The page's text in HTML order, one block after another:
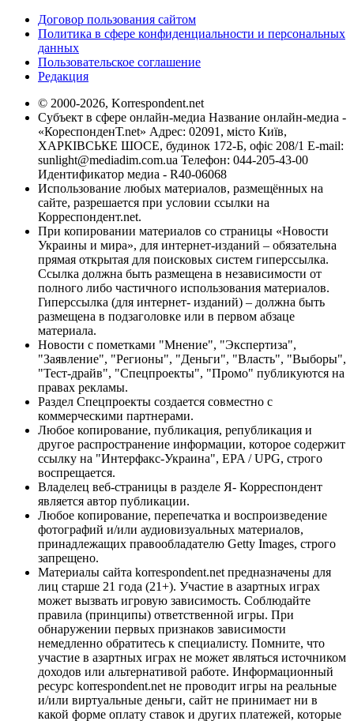
Договор пользования сайтом
Политика в сфере конфиденциальности и персональных
данных
Пользовательское соглашение
Редакция
© 2000-2026, Korrespondent.net
Субъект в сфере онлайн-медиа Название онлайн-медиа -
«КореспонденТ.net» Адрес: 02091, місто Київ,
ХАРКІВСЬКЕ ШОСЕ, будинок 172-Б, офіс 208/1 E-mail:
sunlight@mediadim.com.ua Телефон: 044-205-43-00
Идентификатор медиа - R40-06068
Использование любых материалов, размещённых на
сайте, разрешается при условии ссылки на
Корреспондент.net.
При копировании материалов со страницы «Новости
Украины и мира», для интернет-изданий – обязательна
прямая открытая для поисковых систем гиперссылка.
Ссылка должна быть размещена в независимости от
полного либо частичного использования материалов.
Гиперссылка (для интернет- изданий) – должна быть
размещена в подзаголовке или в первом абзаце
материала.
Новости с пометками "Мнение", "Экспертиза",
"Заявление", "Регионы", "Деньги", "Власть", "Выборы",
"Тест-драйв", "Спецпроекты", "Промо" публикуются на
правах рекламы.
Раздел Спецпроекты создается совместно с
коммерческими партнерами.
Любое копирование, публикация, републикация и
другое распространение информации, которое содержит
ссылку на "Интерфакс-Украина", EPA / UPG, строго
воспрещается.
Владелец веб-страницы в разделе Я- Корреспондент
является автор публикации.
Любое копирование, перепечатка и воспроизведение
фотографий и/или аудиовизуальных материалов,
принадлежащих правообладателю Getty Images, строго
запрещено.
Материалы сайта korrespondent.net предназначены для
лиц старше 21 года (21+). Участие в азартных играх
может вызвать игровую зависимость. Соблюдайте
правила (принципы) ответственной игры. При
обнаружении первых признаков зависимости
немедленно обратитесь к специалисту. Помните, что
участие в азартных играх не может являться источником
доходов или альтернативой работе. Информационный
ресурс korrespondent.net не проводит игры на реальные
и/или виртуальные деньги, сайт не принимает ни в
какой форме оплату ставок и других платежей, которые